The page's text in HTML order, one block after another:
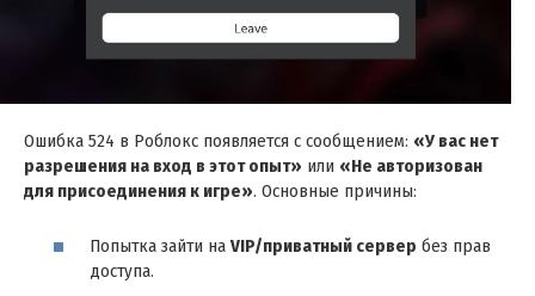
Ошибка 524 в Роблокс появляется с сообщением: «У вас нет
разрешения на вход в этот опыт» или «Не авторизован
для присоединения к игре». Основные причины:
Попытка зайти на VIP/приватный сервер без прав
доступа.